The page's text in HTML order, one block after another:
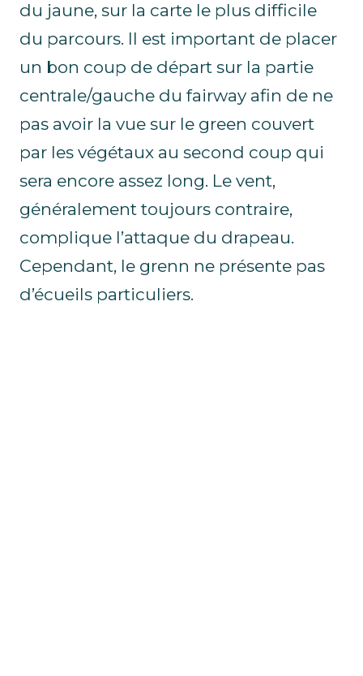
du jaune, sur la carte le plus difficile
du parcours. Il est important de placer
un bon coup de départ sur la partie
centrale/gauche du fairway afin de ne
pas avoir la vue sur le green couvert
par les végétaux au second coup qui
sera encore assez long. Le vent,
généralement toujours contraire,
complique l’attaque du drapeau.
Cependant, le grenn ne présente pas
d’écueils particuliers.